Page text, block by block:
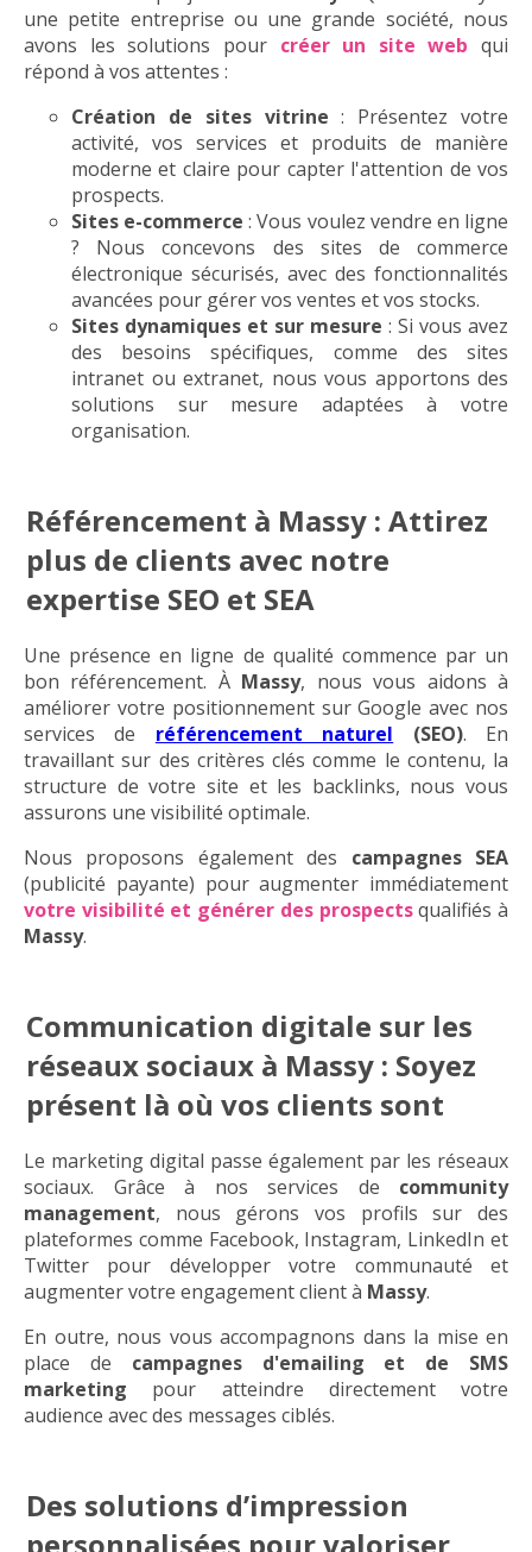
une petite entreprise ou une grande société, nous
avons les solutions pour créer un site web qui
répond à vos attentes :
Création de sites vitrine : Présentez votre
activité, vos services et produits de manière
moderne et claire pour capter l'attention de vos
prospects.
Sites e-commerce : Vous voulez vendre en ligne
? Nous concevons des sites de commerce
électronique sécurisés, avec des fonctionnalités
avancées pour gérer vos ventes et vos stocks.
Sites dynamiques et sur mesure : Si vous avez
des besoins spécifiques, comme des sites
intranet ou extranet, nous vous apportons des
solutions sur mesure adaptées à votre
organisation.
Référencement à Massy : Attirez
plus de clients avec notre
expertise SEO et SEA
Une présence en ligne de qualité commence par un
bon référencement. À Massy, nous vous aidons à
améliorer votre positionnement sur Google avec nos
services de référencement naturel (SEO). En
travaillant sur des critères clés comme le contenu, la
structure de votre site et les backlinks, nous vous
assurons une visibilité optimale.
Nous proposons également des campagnes SEA
(publicité payante) pour augmenter immédiatement
votre visibilité et générer des prospectsqualifiés à
Massy.
Communication digitale sur les
réseaux sociaux à Massy : Soyez
présent là où vos clients sont
Le marketing digital passe également par les réseaux
sociaux. Grâce à nos services de community
management, nous gérons vos profils sur des
plateformes comme Facebook, Instagram, LinkedIn et
Twitter pour développer votre communauté et
augmenter votre engagement client à Massy.
En outre, nous vous accompagnons dans la mise en
place de campagnes d'emailing et de SMS
marketing pour atteindre directement votre
audience avec des messages ciblés.
Des solutions d’impression